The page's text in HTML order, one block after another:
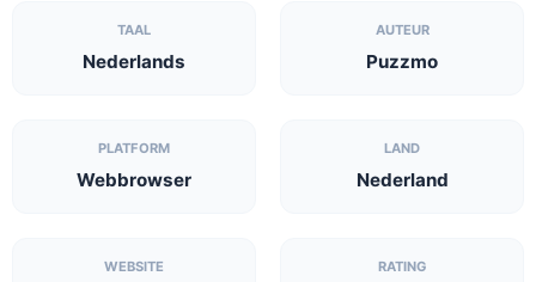
TAAL
Nederlands
AUTEUR
Puzzmo
PLATFORM
Webbrowser
LAND
Nederland
WEBSITE RATING